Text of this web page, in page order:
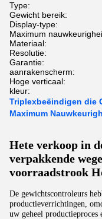
Type:
Gewicht bereik:
Display-type:
Maximum
Materiaal:
Resolutie:
Garantie:
aanrakenscherm:
Hoge verticaal:
kleur:
Triplexbeëindigen die
Maximum
Hete verkoop in
verpakkende
voorraadstrook
De gewichtscontroleurs
productieverrichtingen,
uw geheel